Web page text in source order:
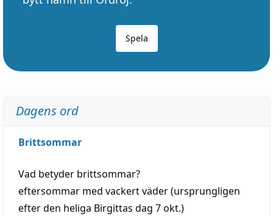
Spela
Dagens ord
Brittsommar
Vad betyder brittsommar?
eftersommar med vackertväder(ursprungligen
efter den heliga Birgittas dag 7 okt.)